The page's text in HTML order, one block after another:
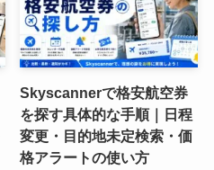
Skyscannerで格安航空券
を探す具体的な手順｜日程
変更・目的地未定検索・価
格アラートの使い方